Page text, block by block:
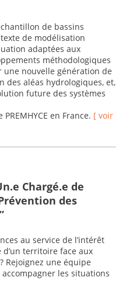
de bassins
de modélisation
adaptées aux
méthodologiques
nouvelle génération de
des aléas hydrologiques, et,
future des systèmes
en France. [ voir
Chargé.e de
des
au service de l’intérêt
territoire face aux
Rejoignez une équipe
les situations